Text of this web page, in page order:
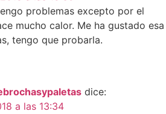
problemas excepto por el
mucho calor. Me ha gustado esa
tengo que probarla.
dice:
a las 13:34